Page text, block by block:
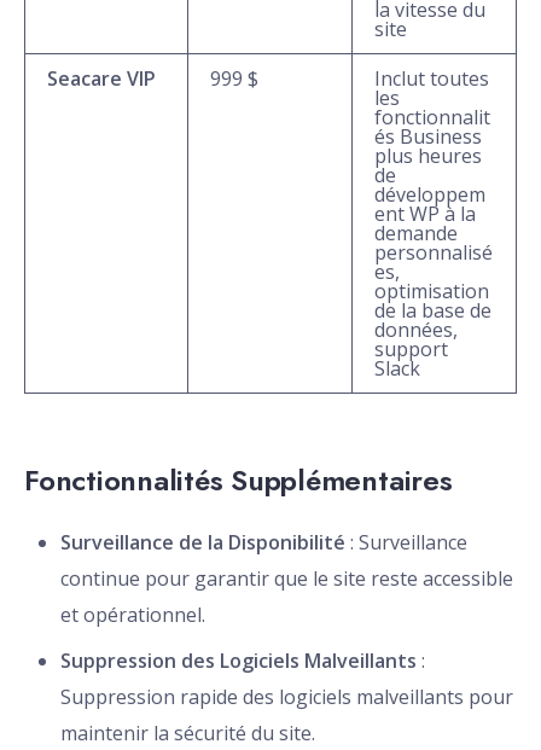
la vitesse du
site
Seacare VIP
999 $ Inclut toutes
les
fonctionnalit
és Business
plus heures
de
développem
ent WP à la
demande
personnalisé
es,
optimisation
de la base de
données,
support
Slack
Fonctionnalités Supplémentaires
Surveillance de la Disponibilité : Surveillance
continue pour garantir que le site reste accessible
et opérationnel.
Suppression des Logiciels Malveillants :
Suppression rapide des logiciels malveillants pour
maintenir la sécurité du site.